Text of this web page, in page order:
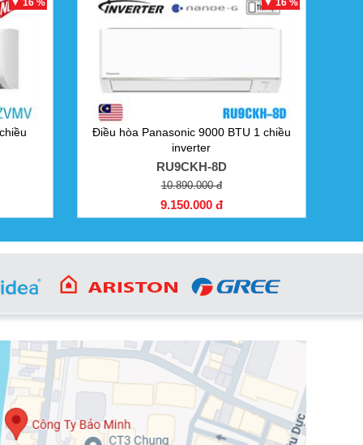
▼ 16 % ▼ 16 %
Điều hòa Panasonic 9000 BTU 1 chiều
inverter
RU9CKH-8D
10.890.000 đ
9.150.000 đ